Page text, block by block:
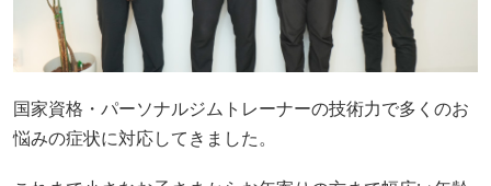
国家資格・パーソナルジムトレーナーの技術力で多くのお
悩みの症状に対応してきました。